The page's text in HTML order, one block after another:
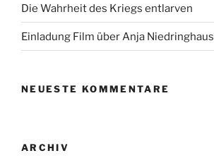
Die Wahrheit des Kriegs entlarven
Einladung Film über Anja Niedringhaus
NEUESTE KOMMENTARE
ARCHIV